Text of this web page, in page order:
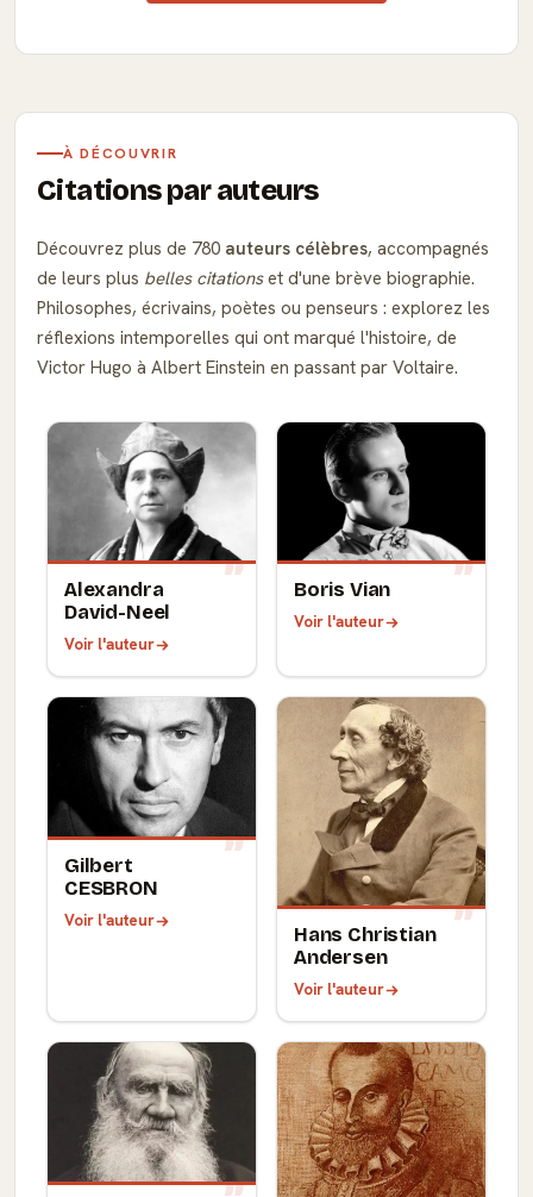
À DÉCOUVRIR
Citations par auteurs
Découvrez plus de 780 auteurs célèbres, accompagnés
de leurs plus belles citationset d'une brève biographie.
Philosophes, écrivains, poètes ou penseurs : explorez les
réflexions intemporelles qui ont marqué l'histoire, de
Victor Hugo à Albert Einstein en passant par Voltaire.
Alexandra
David-Neel
Voir l'auteur
Boris Vian
Voir l'auteur
Gilbert
CESBRON
Voir l'auteur
Hans Christian
Andersen
Voir l'auteur